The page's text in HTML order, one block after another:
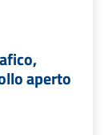
aperto